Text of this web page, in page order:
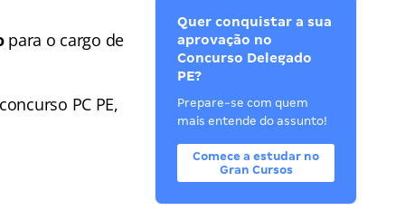
para o cargo de
PC PE,
Quer conquistar a sua
aprovação no
Concurso Delegado
PE?
Prepare-se com quem
mais entende do assunto!
Comece a estudar no
Gran Cursos